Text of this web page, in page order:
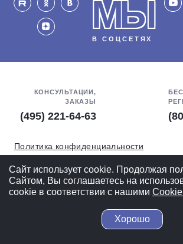
МЫ
В СОЦСЕТЯХ
КОНСУЛЬТАЦИИ,
ЗАКАЗЫ
(495) 221-64-63
Политика конфиденциальности
Обработка персональных данных
Полная
© 2004-2026 ВелоСклад.ру - более 20 лет
Сайт использует cookie. Продолжая
Сайтом, Вы соглашаетесь на
cookie в соответствии с нашими
Хорошо